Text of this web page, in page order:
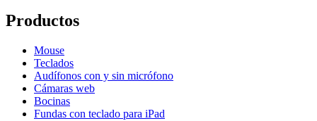
Productos
Mouse
Teclados
Audífonos con y sin micrófono
Cámaras web
Bocinas
Fundas con teclado para iPad